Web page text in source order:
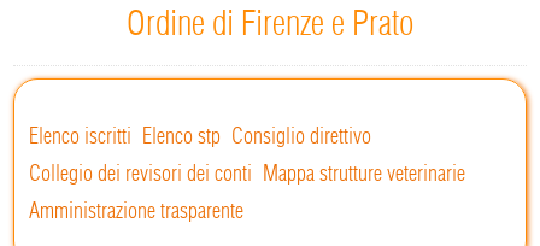
Ordine di Firenze e Prato
Elenco iscritti Elenco stp Consiglio direttivo
Collegio dei revisori dei conti Mappa strutture veterinarie
Amministrazione trasparente